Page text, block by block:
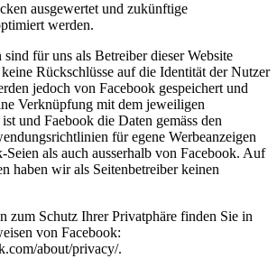
ausgewertet und zukünftige
werden.
für uns als Betreiber dieser Website
Rückschlüsse auf die Identität der Nutzer
jedoch von Facebook gespeichert und
Verknüpfung mit dem jeweiligen
und Faebook die Daten gemäss den
für egene Werbeanzeigen
als auch ausserhalb von Facebook. Auf
haben wir als Seitenbetreiber keinen
zum Schutz Ihrer Privatphäre finden Sie in
von Facebook:
about/privacy/.